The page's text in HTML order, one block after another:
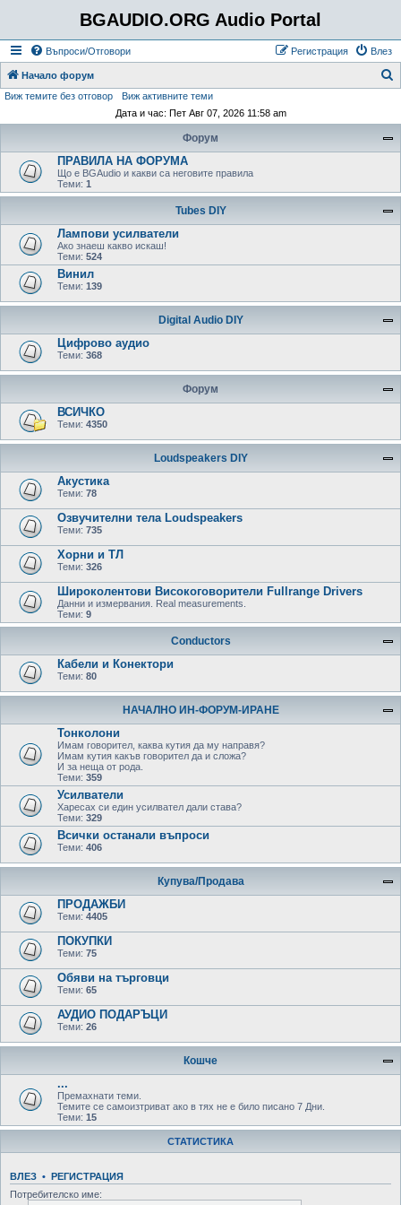
BGAUDIO.ORG Audio Portal
Въпроси/Отговори Влез
Регистрация
Начало форум
Виж темите без отговор
Виж активните теми
Дата и час: Пет Авг 07, 2026 11:58 am
Форум
ПРАВИЛА НА ФОРУМА
Що е BGAudio и какви са неговите правила
Теми: 1
Tubes DIY
Лампови усилватели
Ако знаеш какво искаш!
Теми: 524
Винил
Теми: 139
Digital Audio DIY
Цифрово аудио
Теми: 368
Форум
ВСИЧКО
Теми: 4350
Loudspeakers DIY
Акустика
Теми: 78
Озвучителни тела Loudspeakers
Теми: 735
Хорни и ТЛ
Теми: 326
Широколентови Високоговорители Fullrange Drivers
Данни и измервания. Real measurements.
Теми: 9
Conductors
Кабели и Конектори
Теми: 80
НАЧАЛНО ИН-ФОРУМ-ИРАНЕ
Тонколони
Имам говорител, каква кутия да му направя?
Имам кутия какъв говорител да и сложа?
И за неща от рода.
Теми: 359
Усилватели
Харесах си един усилвател дали става?
Теми: 329
Всички останали въпроси
Теми: 406
Купува/Продава
ПРОДАЖБИ
Теми: 4405
ПОКУПКИ
Теми: 75
Обяви на търговци
Теми: 65
АУДИО ПОДАРЪЦИ
Теми: 26
Кошче
...
Премахнати теми.
Темите се самоизтриват ако в тях не е било писано 7 Дни.
Теми: 15
СТАТИСТИКА
ВЛЕЗ • РЕГИСТРАЦИЯ
Потребителско име: